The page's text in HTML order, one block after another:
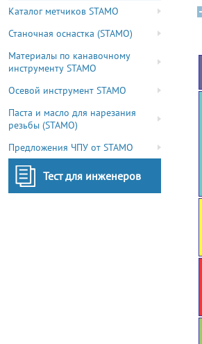
Каталог метчиков STAMO
Станочная оснастка (STAMO)
Материалы по канавочному
инструменту STAMO
Осевой инструмент STAMO
Паста и масло для нарезания
резьбы (STAMO)
Предложения ЧПУ от STAMO
Тест для инженеров